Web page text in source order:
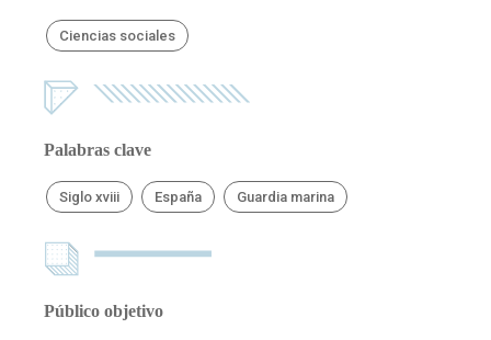
Ciencias sociales
Palabras clave
Siglo xviii España Guardia marina
Público objetivo